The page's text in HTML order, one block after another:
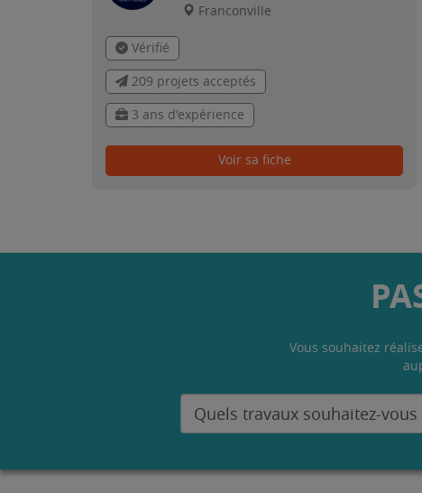
Franconville
Vérifié
209 projets acceptés
3 ans d'expérience
Voir sa fiche
Vous souhaitez